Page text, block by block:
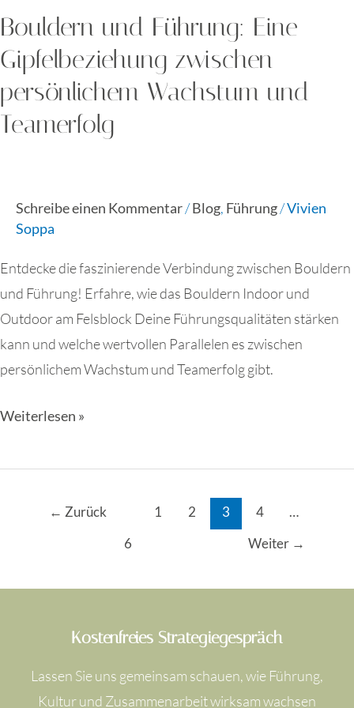
Bouldern und Führung: Eine
Gipfelbeziehung zwischen
persönlichem Wachstum und
Teamerfolg
Schreibe einen Kommentar/Blog, Führung/Vivien
Soppa
Entdecke die faszinierende Verbindung zwischen Bouldern
und Führung! Erfahre, wie das Bouldern Indoor und
Outdoor am Felsblock Deine Führungsqualitäten stärken
kann und welche wertvollen Parallelen es zwischen
persönlichem Wachstum und Teamerfolg gibt.
Weiterlesen »
← Zurück 1 2 3 4
…
6
Weiter →
Kostenfreies Strategiegespräch
Lassen Sie uns gemeinsam schauen, wie Führung,
Kultur und Zusammenarbeit wirksam wachsen